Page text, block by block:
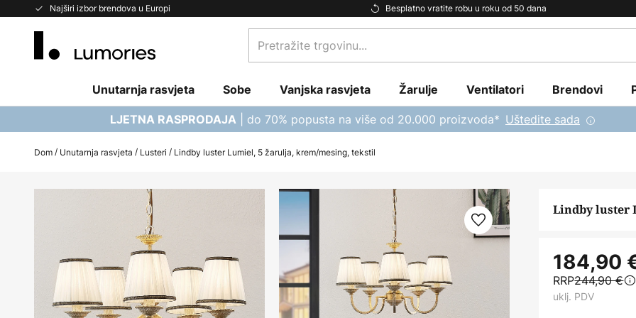
Najširi izbor brendova u Europi Besplatno vratite robu u roku od 50 dana
Skip
Pretražite
trgovinu...
Unutarnja rasvjeta Sobe Vanjska rasvjeta Žarulje Ventilatori Brendovi
LJETNA RASPRODAJA | do 70% popusta na više od 20.000 proizvoda* Uštedite sada
Dom Unutarnja rasvjeta Lusteri Lindby luster Lumiel, 5 žarulja, krem/mesing, tekstil
images
Lindby luster
184,90
RRP244,90 €
uklj. PDV